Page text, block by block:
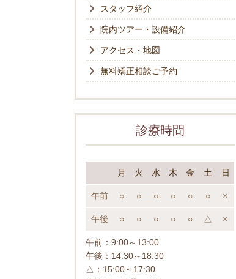
スタッフ紹介
院内ツアー・設備紹介
アクセス・地図
無料矯正相談ご予約
診療時間
月 火 水 木 金 土 日
午前 ○ ○ ○ ○ ○ ○ ×
午後 ○ ○ ○ ○ ○ △ ×
午前： 9:00～13:00
午後： 14:30～18:30
△：15:00～17:30